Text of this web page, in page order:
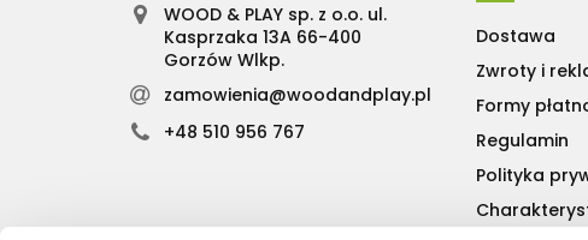
WOOD & PLAY sp. z o.o. ul.
Kasprzaka 13A 66-400
Gorzów Wlkp.
zamowienia@woodandplay.pl
+48 510 956 767
Dostawa
Zwroty i
Formy
Regulamin
Polityka